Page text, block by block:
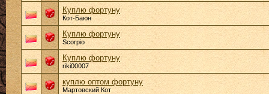
Куплю фортуну
Кот-Баюн
Куплю фортуну
Scorpio
Куплю фортуну
riki00007
куплю оптом фортуну
Мартовский Кот